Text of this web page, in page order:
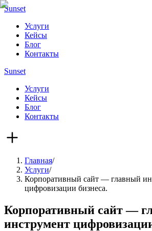
Sunset
Услуги
Кейсы
Блог
Контакты
Sunset
Услуги
Кейсы
Блог
Контакты
Главная/
Услуги/
Корпоративный сайт — главный
цифровизации бизнеса.
Корпоративный сайт —
инструмент